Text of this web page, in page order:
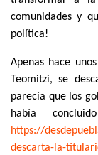
comunidades y
política!
Apenas hace
Teomitzi, se
parecía que los
había
https://
descarta-la-